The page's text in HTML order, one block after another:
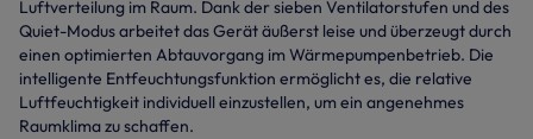
Luftverteilung im Raum. Dank der sieben Ventilatorstufen und des
Quiet-Modus arbeitet das Gerät äußerst leise und überzeugt durch
einen optimierten Abtauvorgang im Wärmepumpenbetrieb. Die
intelligente Entfeuchtungsfunktion ermöglicht es, die relative
Luftfeuchtigkeit individuell einzustellen, um ein angenehmes
Raumklima zu schaffen.